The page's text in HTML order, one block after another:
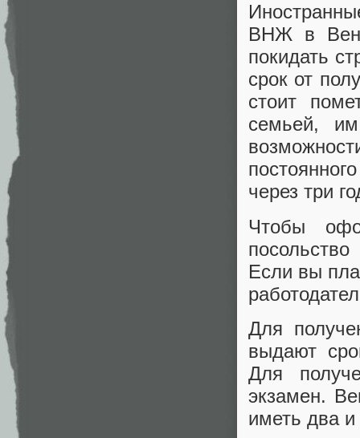
ВНЖ в
покидать
срок от
стоит
семьей,
через три
Чтобы
Если вы
Для
выдают
Для
экзамен.
иметь два и